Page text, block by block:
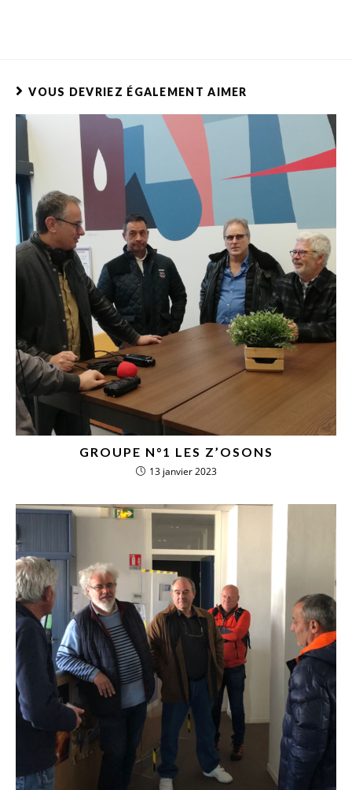
VOUS DEVRIEZ ÉGALEMENT AIMER
GROUPE N°1 LES Z’OSONS
13 janvier 2023